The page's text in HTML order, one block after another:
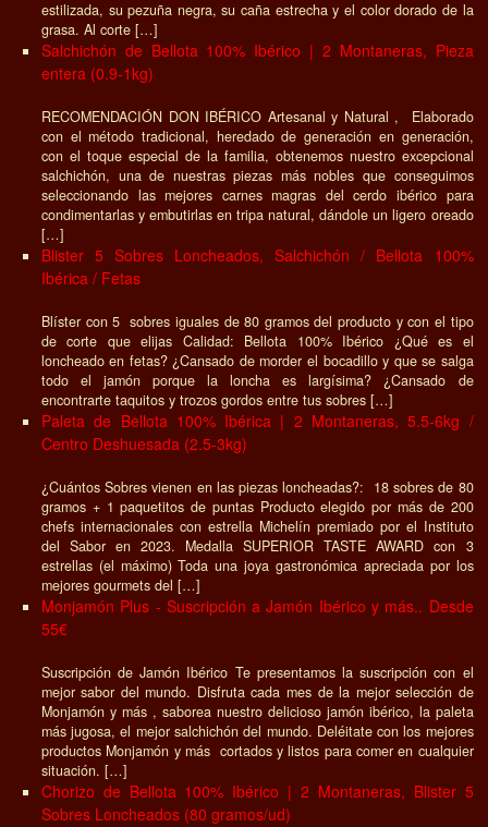
estilizada, su pezuña negra, su caña estrecha y el color dorado de la
grasa. Al corte […]
Salchichón de Bellota 100% Ibérico | 2 Montaneras, Pieza
entera (0.9-1kg)
RECOMENDACIÓN DON IBÉRICO Artesanal y Natural , Elaborado
con el método tradicional, heredado de generación en generación,
con el toque especial de la familia, obtenemos nuestro excepcional
salchichón, una de nuestras piezas más nobles que conseguimos
seleccionando las mejores carnes magras del cerdo ibérico para
condimentarlas y embutirlas en tripa natural, dándole un ligero oreado
[…]
Blister 5 Sobres Loncheados, Salchichón / Bellota 100%
Ibérica / Fetas
Blíster con 5 sobres iguales de 80 gramos del producto y con el tipo
de corte que elijas Calidad: Bellota 100% Ibérico ¿Qué es el
loncheado en fetas? ¿Cansado de morder el bocadillo y que se salga
todo el jamón porque la loncha es largísima? ¿Cansado de
encontrarte taquitos y trozos gordos entre tus sobres […]
Paleta de Bellota 100% Ibérica | 2 Montaneras, 5.5-6kg /
Centro Deshuesada (2.5-3kg)
¿Cuántos Sobres vienen en las piezas loncheadas?: 18 sobres de 80
gramos + 1 paquetitos de puntas Producto elegido por más de 200
chefs internacionales con estrella Michelín premiado por el Instituto
del Sabor en 2023. Medalla SUPERIOR TASTE AWARD con 3
estrellas (el máximo) Toda una joya gastronómica apreciada por los
mejores gourmets del […]
Monjamón Plus - Suscripción a Jamón Ibérico y más.. Desde
55€
Suscripción de Jamón Ibérico Te presentamos la suscripción con el
mejor sabor del mundo. Disfruta cada mes de la mejor selección de
Monjamón y más , saborea nuestro delicioso jamón ibérico, la paleta
más jugosa, el mejor salchichón del mundo. Deléitate con los mejores
productos Monjamón y más cortados y listos para comer en cualquier
situación. […]
Chorizo de Bellota 100% Ibérico | 2 Montaneras, Blister 5
Sobres Loncheados (80 gramos/ud)